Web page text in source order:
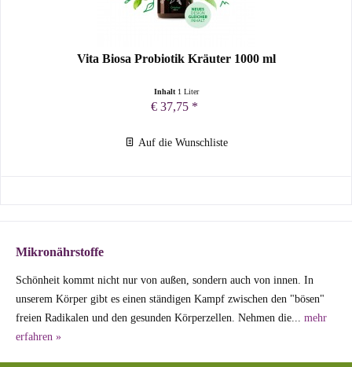
Vita Biosa Probiotik Kräuter 1000 ml
Inhalt 1 Liter
€ 37,75 *
Auf die Wunschliste
Mikronährstoffe
Schönheit kommt nicht nur von außen, sondern auch von innen. In
unserem Körper gibt es einen ständigen Kampf zwischen den "bösen"
freien Radikalen und den gesunden Körperzellen. Nehmen die... mehr
erfahren »